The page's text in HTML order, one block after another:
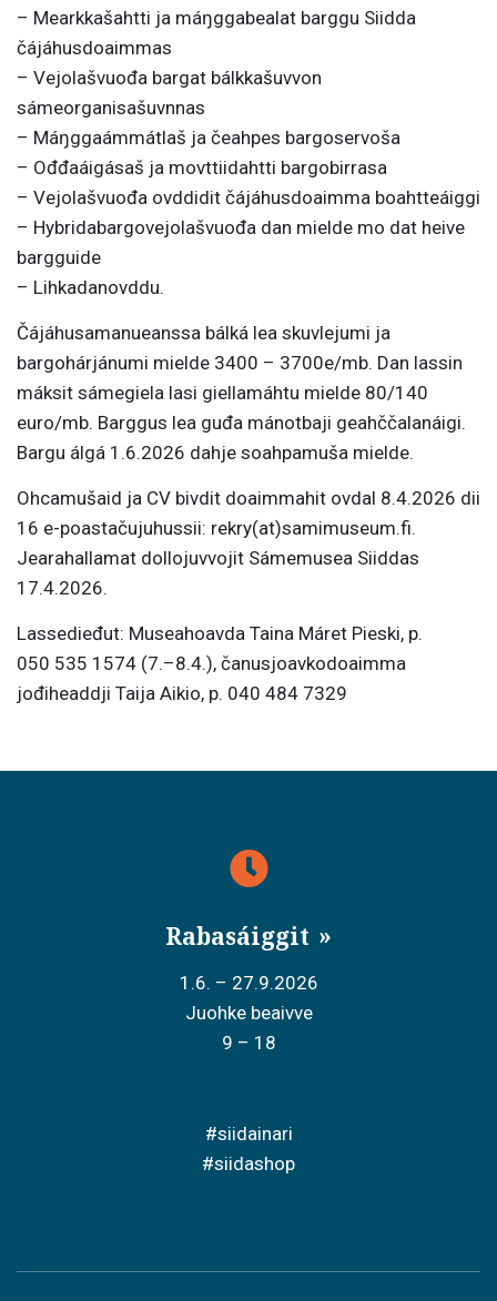
– Mearkkašahtti ja máŋggabealat barggu Siidda
čájáhusdoaimmas
– Vejolašvuođa bargat bálkkašuvvon
sámeorganisašuvnnas
– Máŋggaámmátlaš ja čeahpes bargoservoša
– Ođđaáigásaš ja movttiidahtti bargobirrasa
– Vejolašvuođa ovddidit čájáhusdoaimma boahtteáiggi
– Hybridabargovejolašvuođa dan mielde mo dat heive
bargguide
– Lihkadanovddu.
Čájáhusamanueanssa bálká lea skuvlejumi ja
bargohárjánumi mielde 3400 – 3700e/mb. Dan lassin
máksit sámegiela lasi giellamáhtu mielde 80/140
euro/mb. Barggus lea guđa mánotbaji geahččalanáigi.
Bargu álgá 1.6.2026 dahje soahpamuša mielde.
Ohcamušaid ja CV bivdit doaimmahit ovdal 8.4.2026 dii
16 e-poastačujuhussii: rekry(at)samimuseum.fi.
Jearahallamat dollojuvvojit Sámemusea Siiddas
17.4.2026.
Lassedieđut: Museahoavda Taina Máret Pieski, p.
050 535 1574 (7.–8.4.), čanusjoavkodoaimma
jođiheaddji Taija Aikio, p. 040 484 7329
Rabasáiggit
1.6. – 27.9.2026
Juohke beaivve
9 – 18
#siidainari
#siidashop